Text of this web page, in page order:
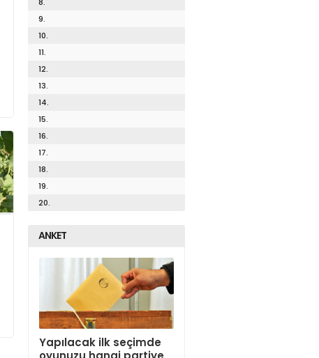
8.
9.
10.
11.
12.
13.
14.
15.
16.
17.
18.
19.
20.
ANKET
Yapılacak ilk seçimde